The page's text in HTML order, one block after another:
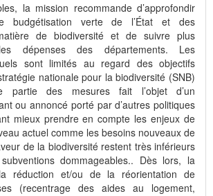
la mission recommande d’approfondir
budgétisation verte de l’État et des
de biodiversité et de suivre plus
dépenses des départements. Les
sont limités au regard des objectifs
nationale pour la biodiversité (SNB)
partie des mesures fait l’objet d’un
ou annoncé porté par d’autres politiques
mieux prendre en compte les enjeux de
actuel comme les besoins nouveaux de
de la biodiversité restent très inférieurs
dommageables.. Dès lors, la
réduction et/ou de la réorientation de
(recentrage des aides au logement,